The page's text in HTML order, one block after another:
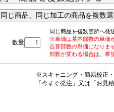
同じ商品、同じ加工の商品を複数
数量
同じ商品を複数箇所へ発
※単価は基本部数の単価
合算部数の単価になりま
部数が変わる場合は、希
※スキャニング・簡易校正
「今すぐ発注」又は「お見